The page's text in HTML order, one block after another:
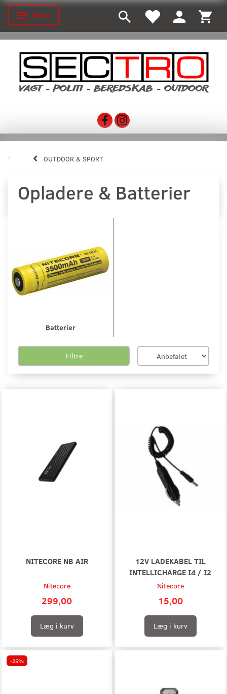
Skifte navigation
Menu
OUTDOOR & SPORT
Opladere & Batterier
Batterier
Filtre
NITECORE NB AIR
Nitecore
299,00
Læg i kurv
12V LADEKABEL TIL
INTELLICHARGE I4 / I2
Nitecore
15,00
Læg i kurv
-25%